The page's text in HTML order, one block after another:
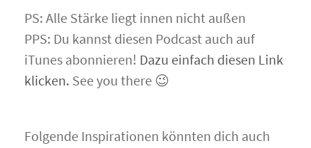
PS: Alle Stärke liegt innen nicht außen
PPS: Du kannst diesen Podcast auch auf
iTunes abonnieren! Dazu einfach diesen Link
klicken. See you there 😉
Folgende Inspirationen könnten dich auch